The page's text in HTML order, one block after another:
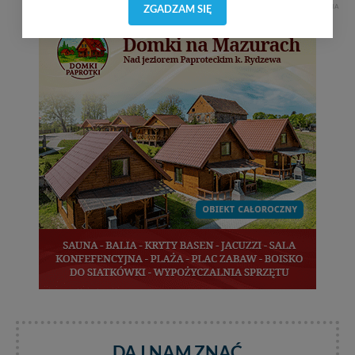
REKLAMA
pliki cookies) będą zapisywane w celu usprawnienia
wyszukania, ulubione miejsca, logowania, itp).
Bezpieczeństwo Twoich danych jest dla nas
priorytetowe, bez poinformowania Ciebie nie będziemy
zmieniać zakresu naszych uprawnień. Twoje dane są u
nas bezpieczne, jeśli masz wątpliwości co do naszych
intencji, zawsze możesz wycofać swoją zgodę. Więcej
informacji uzyskach w naszejPolityce Prywatności.
Klikając znak X lub przycisk PRZEJDŹ DO SERWISU
wyrażasz zgodę na przetwarzanie Twoich danych.
Nasz serwis nie wykorzystuje oraz nie udostępnia
Twoich danych innym podmiotom oraz osobom
Twoich danych jest elementem usługi (przekazanie
danych z formularza kontaktowego, przekazanie danych
Administratorem Twoich danych jest: Agencja
ZGADZAM SIĘ